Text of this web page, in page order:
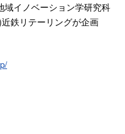
域イノベーション学研究科
鉄リテーリングが企画